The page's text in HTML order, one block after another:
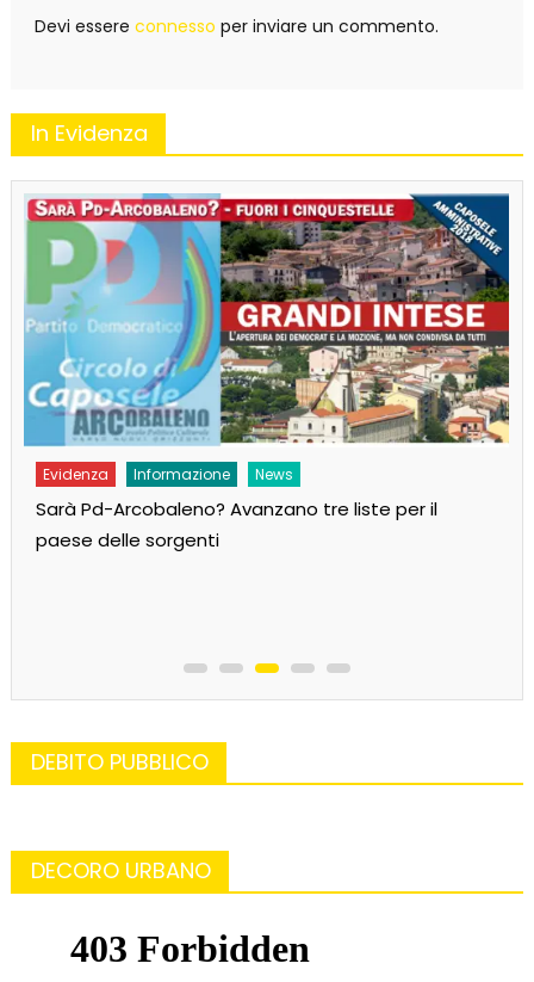
Devi essere connesso per inviare un commento.
In Evidenza
Evidenza Informazione News
Sarà Pd-Arcobaleno? Avanzano tre liste per il
paese delle sorgenti
DEBITO PUBBLICO
DECORO URBANO